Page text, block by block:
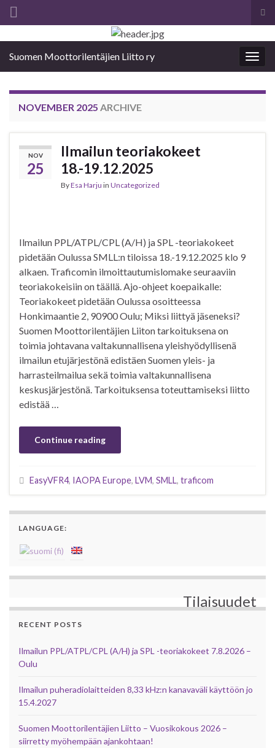
Suomen Moottorilentäjien Liitto ry
NOVEMBER 2025 ARCHIVE
NOV
25
Ilmailun teoriakokeet
18.-19.12.2025
ByEsa Harju in Uncategorized
Ilmailun PPL/ATPL/CPL (A/H) ja SPL -teoriakokeet
pidetään Oulussa SMLL:n tiloissa 18.-19.12.2025 klo 9
alkaen. Traficomin ilmoittautumislomake seuraaviin
teoriakokeisiin on täällä. Ajo-ohjeet koepaikalle:
Teoriakokeet pidetään Oulussa osoitteessa
Honkimaantie 2, 90900 Oulu; Miksi liittyä jäseneksi?
Suomen Moottorilentäjien Liiton tarkoituksena on
toimia johtavana valtakunnallisena yleishyödyllisenä
ilmailun etujärjestönä edistäen Suomen yleis- ja
harrasteilmailua sekä toimia valtakunnallisena
keskusjärjestönä. Tarkoituksensa toteuttamiseksi liitto
edistää …
Continue reading
EasyVFR4, IAOPA Europe, LVM, SMLL, traficom
LANGUAGE:
Tilaisuudet
RECENT POSTS
Ilmailun PPL/ATPL/CPL (A/H) ja SPL -teoriakokeet 7.8.2026 –
Oulu
Ilmailun puheradiolaitteiden 8,33 kHz:n kanavaväli käyttöön jo
15.4.2027
Suomen Moottorilentäjien Liitto – Vuosikokous 2026 –
siirretty myöhempään ajankohtaan!